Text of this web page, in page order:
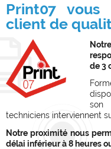
Print07
client de
de 3
son
techniciens interviennent
Notre proximité nous
délai inférieur à 8 heures